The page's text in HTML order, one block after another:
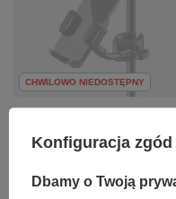
CHWILOWO NIEDOSTĘPNY
statywu mikrofonowego
19761 König & Meyer
czarny
Konfiguracja zgód
Dbamy o Twoją